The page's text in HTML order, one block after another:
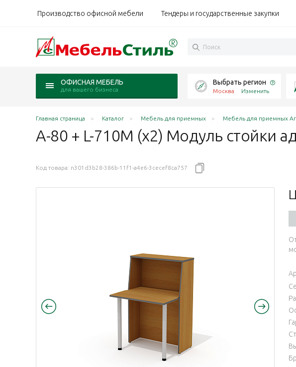
Производство офисной мебели Тендеры и государственные закупки
ОФИСНАЯ МЕБЕЛЬ
для вашего бизнеса
Выбрать регион
Москва Изменить
Главная страница Каталог Мебель для приемных Мебель для приемных
А-80 + L-710М (х2) Модуль стойки
Код товара: n301d3b28-386b-11f1-a4e6-3cecef8ca757